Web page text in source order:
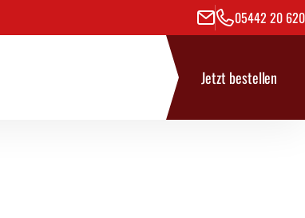
05442 20 620
Jetzt bestellen